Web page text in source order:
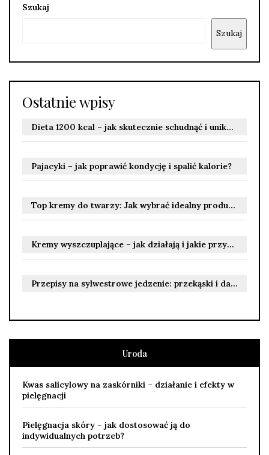
Szukaj
Szukaj
Ostatnie wpisy
Dieta 1200 kcal – jak skutecznie schudnąć i uniknąć ryzyka?
Pajacyki – jak poprawić kondycję i spalić kalorie?
Top kremy do twarzy: Jak wybrać idealny produkt dla siebie?
Kremy wyszczuplające – jak działają i jakie przynoszą efekty?
Przepisy na sylwestrowe jedzenie: przekąski i dania na ciepło
Uroda
Kwas salicylowy na zaskórniki – działanie i efekty w
pielęgnacji
Pielęgnacja skóry – jak dostosować ją do
indywidualnych potrzeb?